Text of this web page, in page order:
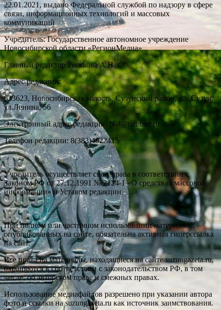
22.01.2021, выдано Федеральной службой по надзору в сфере
связи, информационных технологий и массовых
коммуникаций
Учредитель: Государственное автономное учреждение
Новосибирской области «РегионМедиа»
Главный редактор Рыжкова А.Н.
Адрес редакции:
633623, Новосибирская область, Сузунский район, р.п.Сузун,
ул.Ленина, 56
Электронный адрес редакции: N-J@rambler.ru
Телефон редакции: 8(383)4622415
Учредитель осуществляет свои права в соответствии с
Законом РФ от 27.12.1991 № 2124-1 «О средствах массовой
информации» и Уставом редакции.
При полном или частичном использовании материалов,
опубликованных на сайте, обязательна активная гиперссылка
на сайт.
Все права на материалы, находящиеся на сайте suzungazeta.ru,
охраняются в соответствии с законодательством РФ, в том
числе, об авторском праве и смежных правах.
Использование медиафайлов разрешено при указании автора
фото и ссылки на suzungazeta.ru как источник заимствования.